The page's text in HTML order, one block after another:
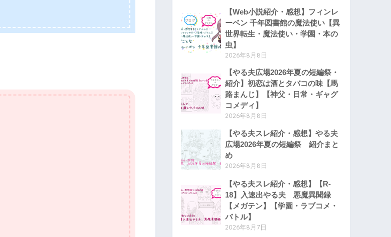
【Web小説紹介・感想】フィンレ
ーベン 千年図書館の魔法使い【異
世界転生・魔法使い・学園・本の
虫】
2026年8月8日
【やる夫広場2026年夏の短編祭・
紹介】初恋は酒とタバコの味【馬
路まんじ】【神父・日常・ギャグ
コメディ】
2026年8月8日
【やる夫スレ紹介・感想】やる夫
広場2026年夏の短編祭 紹介まと
め
2026年8月8日
【やる夫スレ紹介・感想】【R-
18】入速出やる夫 悪魔異聞録
【メガテン】【学園・ラブコメ・
バトル】
2026年8月7日